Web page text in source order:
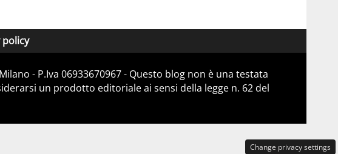
policy
- P.Iva 06933670967 - Questo blog non è una testata
un prodotto editoriale ai sensi della legge n. 62 del
Change privacy settings